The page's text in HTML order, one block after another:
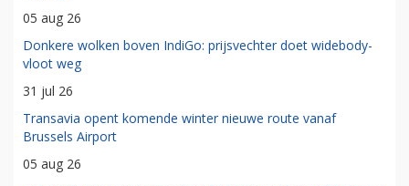
05 aug 26
Donkere wolken boven IndiGo: prijsvechter doet widebody-
vloot weg
31 jul 26
Transavia opent komende winter nieuwe route vanaf
Brussels Airport
05 aug 26